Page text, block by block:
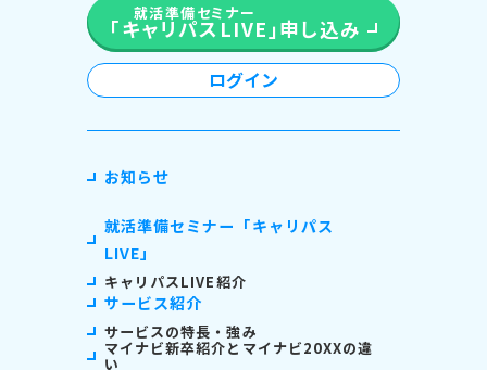
就活準備セミナー
「キャリパスLIVE」申し込み
ログイン
お知らせ
就活準備セミナー「キャリパス
LIVE」
キャリパスLIVE紹介
サービス紹介
サービスの特長・強み
マイナビ新卒紹介とマイナビ20XXの違
い